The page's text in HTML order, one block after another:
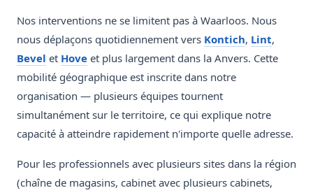
Nos interventions ne se limitent pas à Waarloos. Nous
nous déplaçons quotidiennement vers Kontich, Lint,
Bevel et Hove et plus largement dans la Anvers. Cette
mobilité géographique est inscrite dans notre
organisation — plusieurs équipes tournent
simultanément sur le territoire, ce qui explique notre
capacité à atteindre rapidement n'importe quelle adresse.
Pour les professionnels avec plusieurs sites dans la région
(chaîne de magasins, cabinet avec plusieurs cabinets,